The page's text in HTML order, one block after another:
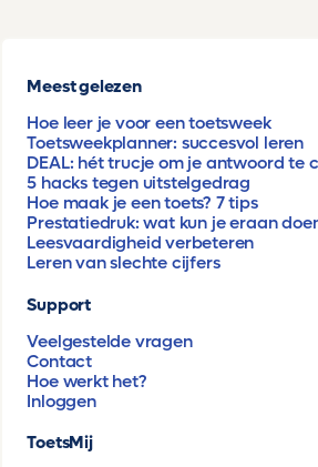
Meest gelezen
Hoe leer je voor een toetsweek
Toetsweekplanner: succesvol leren
DEAL: hét trucje om je antwoord te
5 hacks tegen uitstelgedrag
Hoe maak je een toets? 7 tips
Prestatiedruk: wat kun je eraan
Leesvaardigheid verbeteren
Leren van slechte cijfers
Support
Veelgestelde vragen
Contact
Hoe werkt het?
Inloggen
ToetsMij